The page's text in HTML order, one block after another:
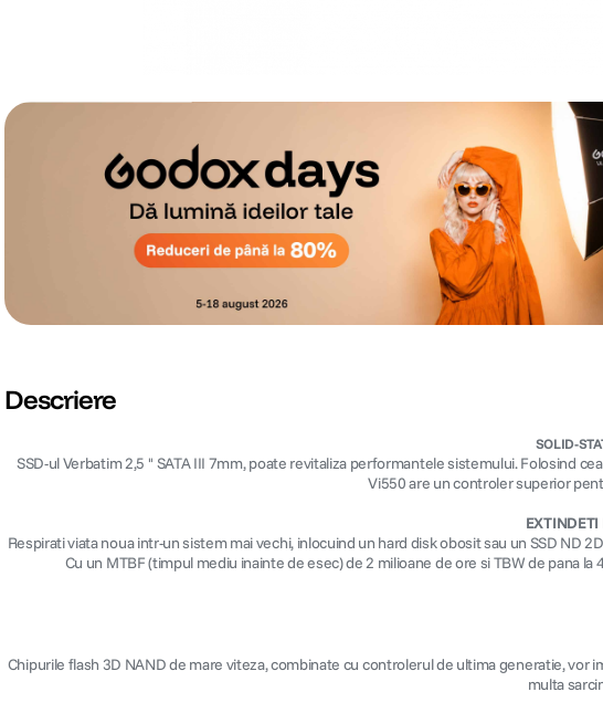
Descriere
SOLID-
SSD-ul Verbatim 2,5 '' SATA III 7mm, poate revitaliza performantele sistemului. Folosind
Vi550 are un controler superior
Respirati viata noua intr-un sistem mai vechi, inlocuind un hard disk obosit sau un SSD ND
Cu un MTBF (timpul mediu inainte de esec) de 2 milioane de ore si TBW de pana
Chipurile flash 3D NAND de mare viteza, combinate cu controlerul de ultima generatie, vor
multa